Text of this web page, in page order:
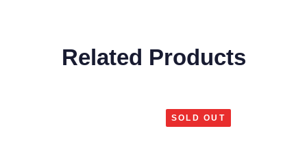
Related Products
SOLD OUT